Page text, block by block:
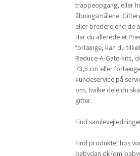
trappeopgang, eller
åbningsmålene.
eller bredere end de
Har du allerede et
forlænge, kan du
Reduce-A-Gate-kits,
73,5 cm eller
kundeservice på
om, hvilke dele du
gitter.
Find
Find produktet hos
babydan.dk/om-